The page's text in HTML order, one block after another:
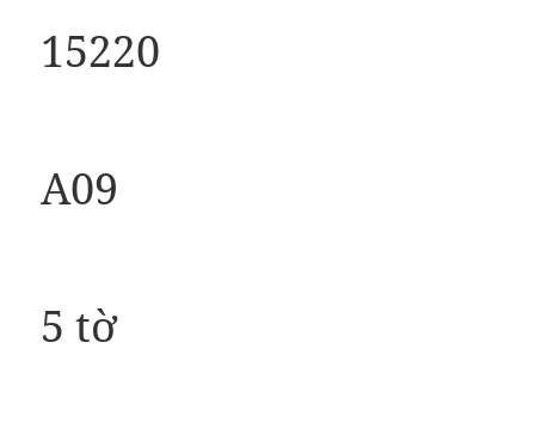
15220
A09
5 tờ